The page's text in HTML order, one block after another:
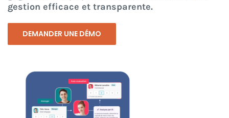
gestion efficace et transparente.
DEMANDER UNE DÉMO